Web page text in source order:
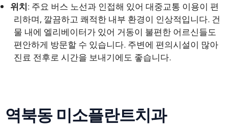
위치: 주요 버스 노선과 인접해 있어 대중교통 이용이 편
리하며, 깔끔하고 쾌적한 내부 환경이 인상적입니다. 건
물 내에 엘리베이터가 있어 거동이 불편한 어르신들도
편안하게 방문할 수 있습니다. 주변에 편의시설이 많아
진료 전후로 시간을 보내기에도 좋습니다.
역북동 미소플란트치과